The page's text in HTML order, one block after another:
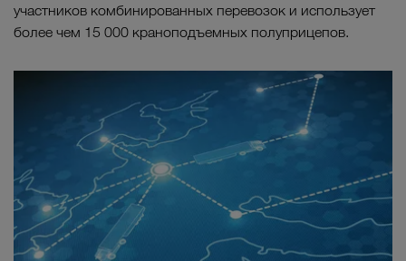
участников комбинированных перевозок и использует
более чем 15 000 краноподъемных полуприцепов.